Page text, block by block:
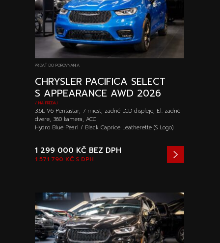
PRIDAŤ DO POROVNANIA
CHRYSLER PACIFICA SELECT
S APPEARANCE AWD 2026
/ NA PREDAJ
3.6L V6 Pentastar, 7 miest, zadné LCD displeje, El. zadné
dvere, 360 kamera, ACC
Hydro Blue Pearl / Black Caprice Leatherette (S Logo)
1 571 790 KČ S DPH
1 299 000 KČ BEZ DPH